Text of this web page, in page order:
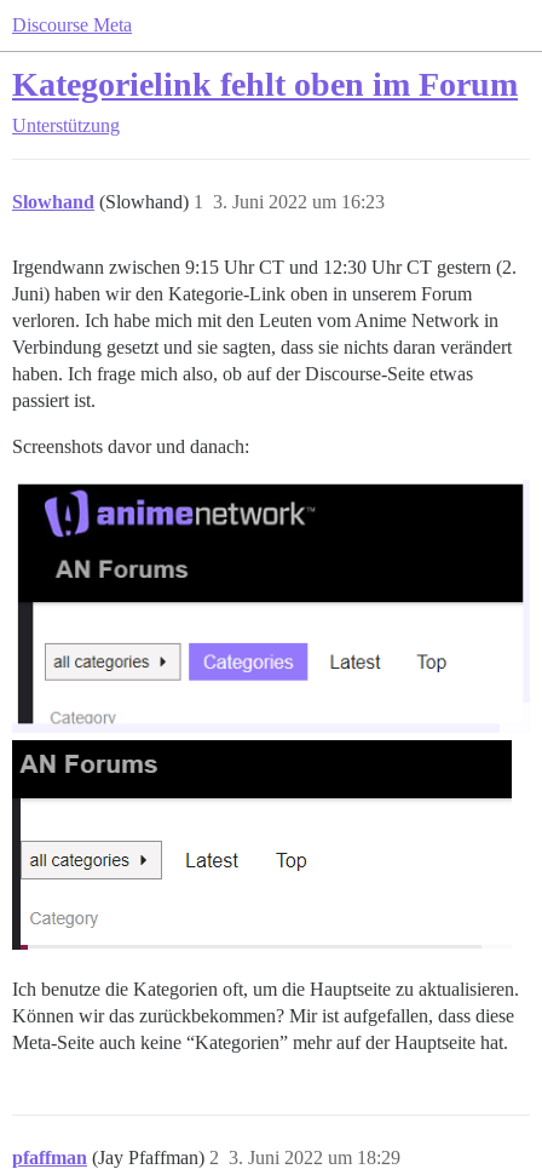
Discourse Meta
Kategorielink fehlt oben im Forum
Unterstützung
Slowhand (Slowhand) 3. Juni 2022 um 16:23
1
Irgendwann zwischen 9:15 Uhr CT und 12:30 Uhr CT gestern (2.
Juni) haben wir den Kategorie-Link oben in unserem Forum
verloren. Ich habe mich mit den Leuten vom Anime Network in
Verbindung gesetzt und sie sagten, dass sie nichts daran verändert
haben. Ich frage mich also, ob auf der Discourse-Seite etwas
passiert ist.
Screenshots davor und danach:
Ich benutze die Kategorien oft, um die Hauptseite zu aktualisieren.
Können wir das zurückbekommen? Mir ist aufgefallen, dass diese
Meta-Seite auch keine “Kategorien” mehr auf der Hauptseite hat.
pfaffman (Jay Pfaffman) 3. Juni 2022 um 18:29
2